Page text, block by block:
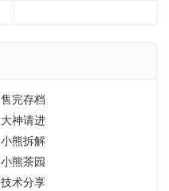
售完存档
大神请进
小熊拆解
小熊茶园
技术分享